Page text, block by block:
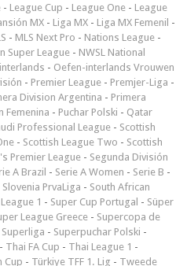
- League Cup - League One - League
MX - Liga MX - Liga MX Femenil -
- MLS Next Pro - Nations League -
Super League - NWSL National
- Oefen-interlands Vrouwen
- Premier League - Premjer-Liga -
Division Argentina - Primera
Femenina - Puchar Polski - Qatar
Professional League - Scottish
- Scottish League Two - Scottish
Premier League - Segunda División
A Brazil - Serie A Women - Serie B -
Slovenia PrvaLiga - South African
1 - Super Cup Portugal - Süper
League Greece - Supercopa de
Superliga - Superpuchar Polski -
- Thai FA Cup - Thai League 1 -
Cup - Türkiye TFF 1. Lig - Tweede